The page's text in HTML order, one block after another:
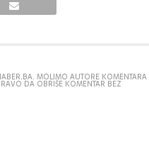
MOLIMO AUTORE KOMENTARA
DA OBRIŠE KOMENTAR BEZ